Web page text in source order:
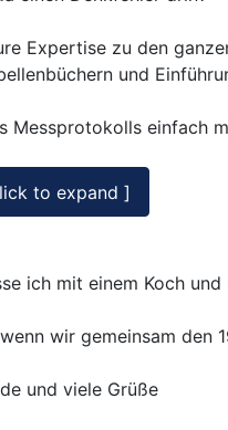
Expertise zu den
und
Messprotokolls einfach
ich mit einem Koch
wir gemeinsam den
und viele Grüße